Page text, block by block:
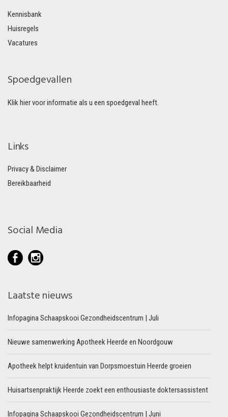
Kennisbank
Huisregels
Vacatures
Spoedgevallen
Klik hier voor informatie als u een spoedgeval heeft.
Links
Privacy & Disclaimer
Bereikbaarheid
Social Media
Laatste nieuws
Infopagina Schaapskooi Gezondheidscentrum | Juli
Nieuwe samenwerking Apotheek Heerde en Noordgouw
Apotheek helpt kruidentuin van Dorpsmoestuin Heerde groeien
Huisartsenpraktijk Heerde zoekt een enthousiaste doktersassistent
Infopagina Schaapskooi Gezondheidscentrum | Juni